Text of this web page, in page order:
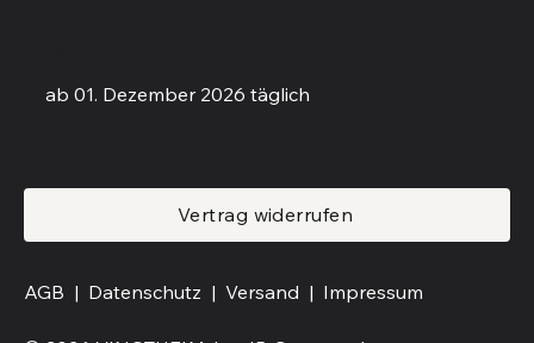
ab 01. Dezember 2026 täglich
AGB | Datenschutz | Versand | Impressum
Vertrag widerrufen